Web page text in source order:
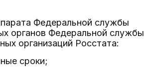
Федеральной службы
органов Федеральной службы
организаций Росстата:
сроки;